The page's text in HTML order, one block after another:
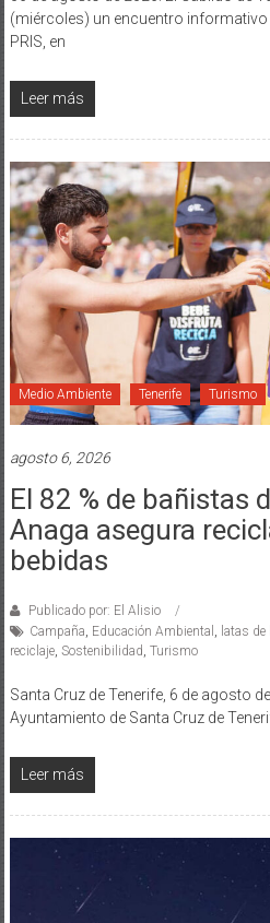
(miércoles) un encuentro
PRIS, en
Leer más
Medio Ambiente Tenerife Turismo
agosto 6, 2026
El 82 % de bañistas
Anaga asegura
bebidas
Publicado por: El Alisio
Campaña Educación Ambiental latas
reciclaje, Sostenibilidad Turismo
Santa Cruz de Tenerife, 6 de agosto
Ayuntamiento de Santa Cruz de
Leer más